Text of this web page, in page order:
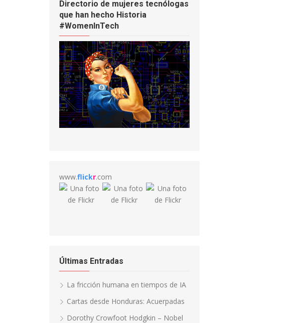
Directorio de mujeres tecnólogas
que han hecho Historia
#WomenInTech
www.flickr.com
Últimas Entradas
La fricción humana en tiempos de IA
Cartas desde Honduras: Acuerpadas
Dorothy Crowfoot Hodgkin – Nobel